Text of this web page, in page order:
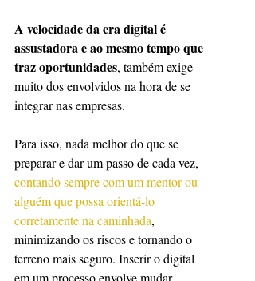
A velocidade da era digital é
assustadora e ao mesmo tempo que
traz oportunidades, também exige
muito dos envolvidos na hora de se
integrar nas empresas.
Para isso, nada melhor do que se
preparar e dar um passo de cada vez,
contando sempre com um mentor ou
alguém que possa orientá-lo
corretamente na caminhada,
minimizando os riscos e tornando o
terreno mais seguro. Inserir o digital
em um processo envolve mudar